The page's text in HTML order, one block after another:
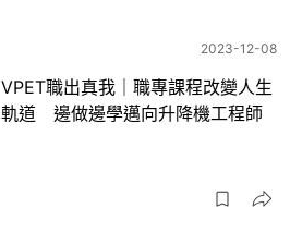
2023-12-08
VPET職出真我｜職專課程改變人生
軌道 邊做邊學邁向升降機工程師